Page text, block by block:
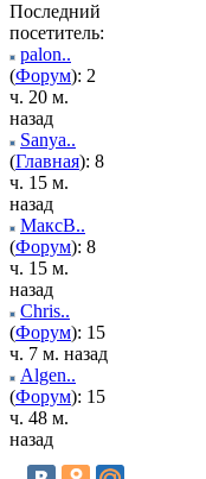
Последний
посетитель:
palon..
(Форум): 2
ч. 20 м.
назад
Sanya..
(Главная): 8
ч. 15 м.
назад
МаксВ..
(Форум): 8
ч. 15 м.
назад
Chris..
(Форум): 15
ч. 7 м. назад
Algen..
(Форум): 15
ч. 48 м.
назад